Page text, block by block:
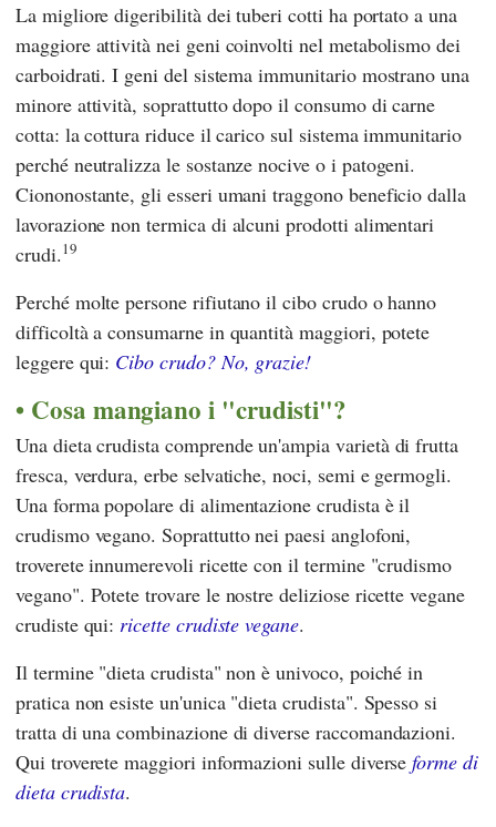
La migliore digeribilità dei tuberi cotti ha portato a una
maggiore attività nei geni coinvolti nel metabolismo dei
carboidrati. I geni del sistema immunitario mostrano una
minore attività, soprattutto dopo il consumo di carne
cotta: la cottura riduce il carico sul sistema immunitario
perché neutralizza le sostanze nocive o i patogeni.
Ciononostante, gli esseri umani traggono beneficio dalla
lavorazione non termica di alcuni prodotti alimentari
crudi.19
Perché molte persone rifiutano il cibo crudo o hanno
difficoltà a consumarne in quantità maggiori, potete
leggere qui: Cibo crudo? No, grazie!
Cosa mangiano i "crudisti"?
Una dieta crudista comprende un'ampia varietà di frutta
fresca, verdura, erbe selvatiche, noci, semi e germogli.
Una forma popolare di alimentazione crudista è il
crudismo vegano. Soprattutto nei paesi anglofoni,
troverete innumerevoli ricette con il termine "crudismo
vegano". Potete trovare le nostre deliziose ricette vegane
crudiste qui: ricette crudiste vegane.
Il termine "dieta crudista" non è univoco, poiché in
pratica non esiste un'unica "dieta crudista". Spesso si
tratta di una combinazione di diverse raccomandazioni.
Qui troverete maggiori informazioni sulle diverseforme di
dieta crudista.